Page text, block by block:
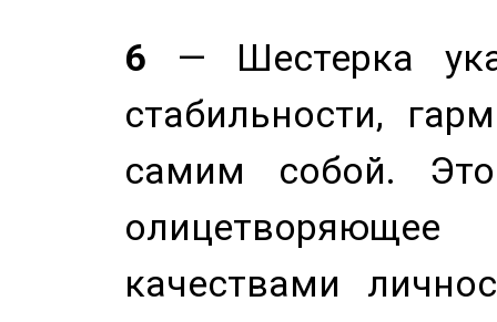
6 — Шестерка
стабильности,
самим собой.
качествами